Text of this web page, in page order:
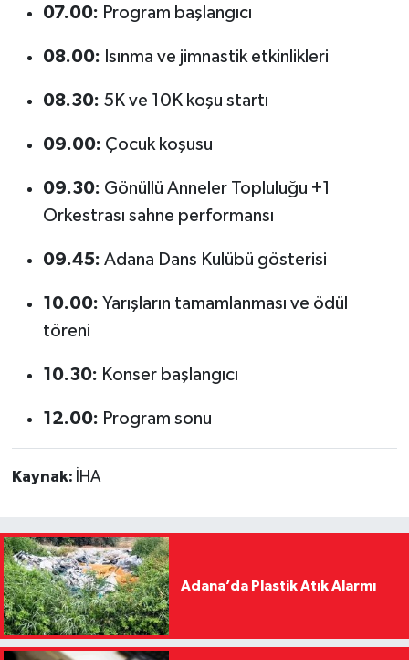
07.00: Program başlangıcı
08.00: Isınma ve jimnastik etkinlikleri
08.30: 5K ve 10K koşu startı
09.00: Çocuk koşusu
09.30: Gönüllü Anneler Topluluğu +1
Orkestrası sahne performansı
09.45: Adana Dans Kulübü gösterisi
10.00: Yarışların tamamlanması ve ödül
töreni
10.30: Konser başlangıcı
12.00: Program sonu
Kaynak: İHA
Adana’da Plastik Atık Alarmı